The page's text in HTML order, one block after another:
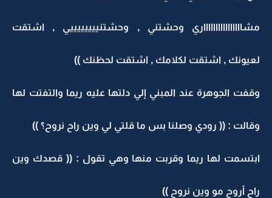
مشااااااااااااااااري وحشتني , وحشتنييييييييي , اشتقت
لعيونك , اشتقت لكلامك , اشتقت لحظنك ))
وقفت الجوهرة عند المبني إلي دلتها عليه ريما والتفتت لها
وقالت : (( رودي وصلنا بس ما قلتي لي وين راح نروح؟ ))
ابتسمت لها ريما وقربت منها وهي تقول : (( قصدك وين
راح أروح مو وين نروح ))